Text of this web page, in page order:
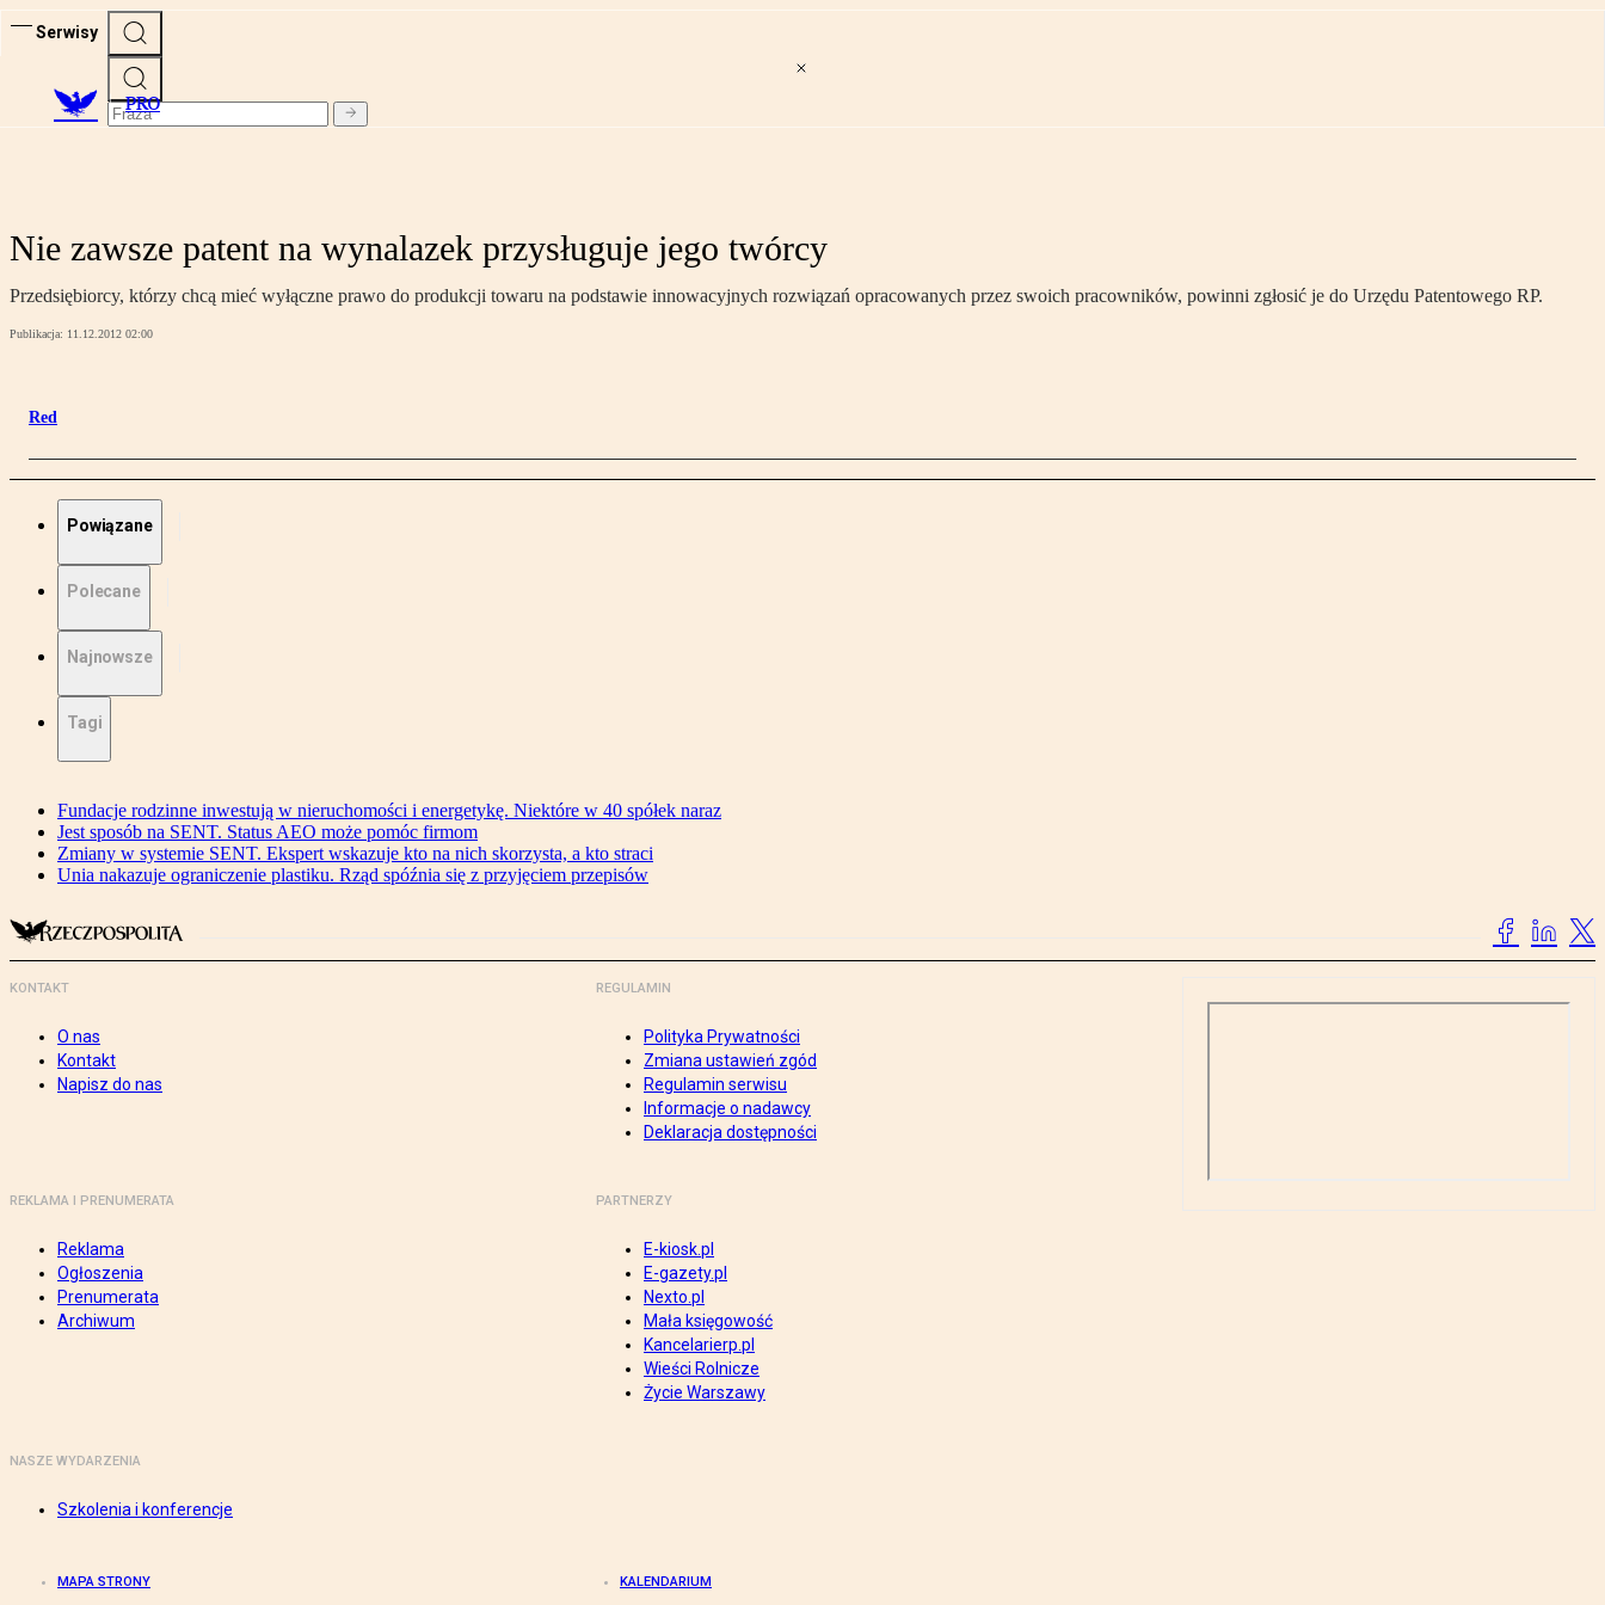
Serwisy
PRO
Nie zawsze patent na wynalazek przysługuje jego twórcy
Przedsiębiorcy, którzy chcą mieć wyłączne prawo do produkcji towaru na podstawie innowacyjnych rozwiązań opracowanych przez swoich pracowników, powinni zgłosić je do Urzędu Patentowego RP.
Publikacja: 11.12.2012 02:00
Red
Powiązane
Polecane
Najnowsze
Tagi
Fundacje rodzinne inwestują w nieruchomości i energetykę. Niektóre w 40 spółek naraz
Jest sposób na SENT. Status AEO może pomóc firmom
Zmiany w systemie SENT. Ekspert wskazuje kto na nich skorzysta, a kto straci
Unia nakazuje ograniczenie plastiku. Rząd spóźnia się z przyjęciem przepisów
KONTAKT
O nas
Kontakt
Napisz do nas
REGULAMIN
Polityka Prywatności
Zmiana ustawień zgód
Regulamin serwisu
Informacje o nadawcy
Deklaracja dostępności
REKLAMA I PRENUMERATA
Reklama
Ogłoszenia
Prenumerata
Archiwum
PARTNERZY
E-kiosk.pl
E-gazety.pl
Nexto.pl
Mała księgowość
Kancelarierp.pl
Wieści Rolnicze
Życie Warszawy
NASZE WYDARZENIA
Szkolenia i konferencje
MAPA STRONY KALENDARIUM